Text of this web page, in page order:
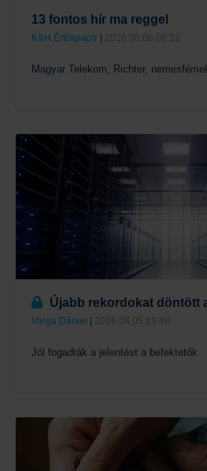
13 fontos hír ma reggel
K&H Értékpapír 2026.08.06 08:32
Magyar Telekom, Richter,
Újabb rekordokat döntött
Varga Dániel 2026.08.05 15:48
Jól fogadták a jelentést a befektetők